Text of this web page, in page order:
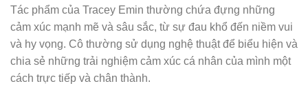
Tác phẩm của Tracey Emin thường chứa đựng những
cảm xúc mạnh mẽ và sâu sắc, từ sự đau khổ đến niềm vui
và hy vọng. Cô thường sử dụng nghệ thuật để biểu hiện và
chia sẻ những trải nghiệm cảm xúc cá nhân của mình một
cách trực tiếp và chân thành.